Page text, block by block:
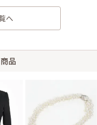
)】 (バスト：B70)
回お借りしたベージュのボレ
へ
品